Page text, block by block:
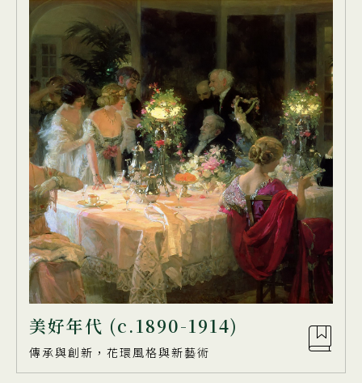
美好年代 (c.1890-1914)
傳承與創新，花環風格與新藝術